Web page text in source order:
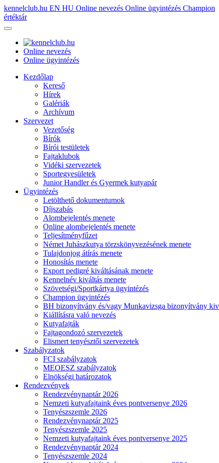
kennelclub.hu EN HU Online nevezés Online ügyintézés Champion
értéktár
Online nevezés
Online ügyintézés
Kezdőlap
Kereső
Hírek
Galériák
Archívum
Szervezet
Vezetőség
Bírók
Bírói testületek
Fajtaklubok
Vidéki szervezetek
Sportegyesületek
Junior Handler és Gyermek kutyapár
Ügyintézés
Letölthető dokumentumok
Díjszabás
Alombejelentés menete
Online alombejelentés menete
Teljesítményfűzet
Német Juhászkutya törzskönyvezésének menete
Tulajdonjog átírás menete
Honosítás menete
Export pedigré kiváltásának menete
Kennelnév kiváltás menete
Szövetségi/Sportkártya ügyintézés
Champion ügyintézés
BH bizonyítvány és/vagy Munkavizsga bizonyítvány
Kiállításra való nevezés
Kutyafajták
Fajtagondozó szervezetek
Elismert tenyésztői szervezetek
Szabályzatok
FCI szabályzatok
MEOESZ szabályzatok
Elnökségi határozatok
Rendezvények
Rendezvénynaptár 2026
Nemzeti kutyafajtaink éves pontversenye 2026
Tenyészszemle 2026
Rendezvénynaptár 2025
Tenyészszemle 2025
Nemzeti kutyafajtaink éves pontversenye 2025
Rendezvénynaptár 2024
Tenyészszemle 2024